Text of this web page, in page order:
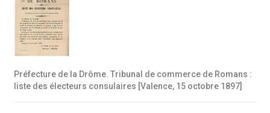
Préfecture de la Drôme. Tribunal de commerce de Romans :
liste des électeurs consulaires [Valence, 15 octobre 1897]